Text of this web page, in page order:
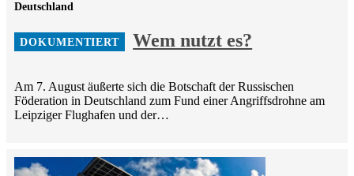
Wem nutzt es?
Deutschland
Am 7. August äußerte sich die Botschaft der Russischen
Föderation in Deutschland zum Fund einer Angriffsdrohne am
Leipziger Flughafen und der…